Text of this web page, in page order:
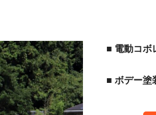
■ 電動コボ
■ ボデー塗